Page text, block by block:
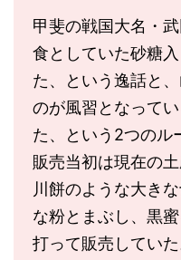
甲斐の戦国大名・
食としていた砂糖
た、という逸話と
のが風習となって
た、という2つのル
販売当初は現在の
川餅のような大き
な粉とまぶし、黒
打って販売してい